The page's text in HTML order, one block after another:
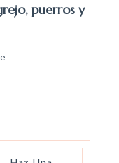
puerros y